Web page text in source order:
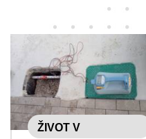
ŽIVOT V